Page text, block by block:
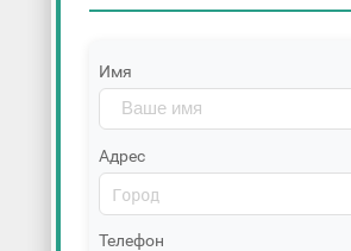
Имя
Адрес
Телефон